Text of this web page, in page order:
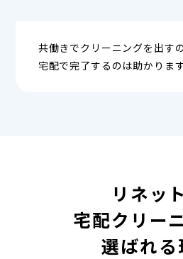
共働きでクリーニングを出す
宅配で完了するのは助かります
リネッ
宅配クリー
選ばれる